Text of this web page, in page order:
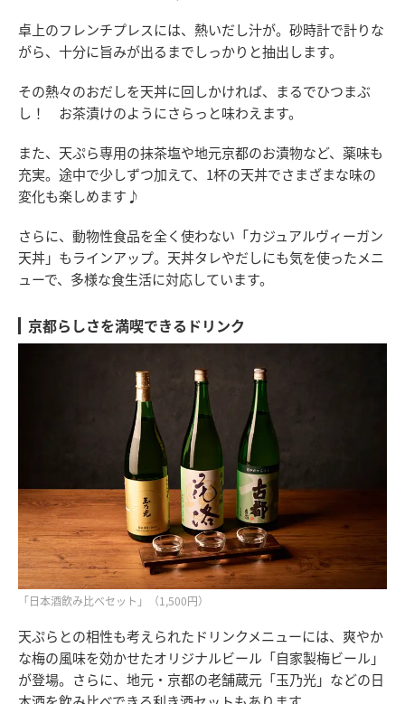
卓上のフレンチプレスには、熱いだし汁が。砂時計で計りな
がら、十分に旨みが出るまでしっかりと抽出します。
その熱々のおだしを天丼に回しかければ、まるでひつまぶ
し！ お茶漬けのようにさらっと味わえます。
また、天ぷら専用の抹茶塩や地元京都のお漬物など、薬味も
充実。途中で少しずつ加えて、1杯の天丼でさまざまな味の
変化も楽しめます♪
さらに、動物性食品を全く使わない「カジュアルヴィーガン
天丼」もラインアップ。天丼タレやだしにも気を使ったメニ
ューで、多様な食生活に対応しています。
京都らしさを満喫できるドリンク
「日本酒飲み比べセット」（1,500円）
天ぷらとの相性も考えられたドリンクメニューには、爽やか
な梅の風味を効かせたオリジナルビール「自家製梅ビール」
が登場。さらに、地元・京都の老舗蔵元「玉乃光」などの日